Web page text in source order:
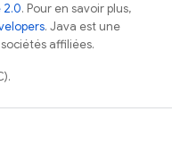
2.0. Pour en savoir plus,
. Java est une
affiliées.